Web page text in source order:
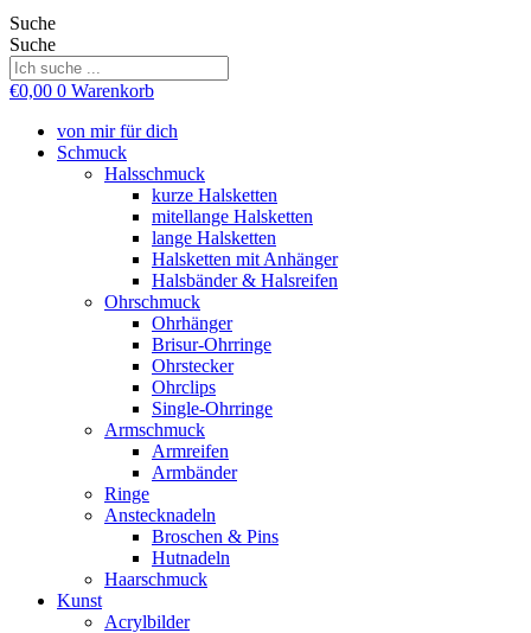
Suche
Suche
€0,00 0 Warenkorb
von mir für dich
Schmuck
Halsschmuck
kurze Halsketten
mitellange Halsketten
lange Halsketten
Halsketten mit Anhänger
Halsbänder & Halsreifen
Ohrschmuck
Ohrhänger
Brisur-Ohrringe
Ohrstecker
Ohrclips
Single-Ohrringe
Armschmuck
Armreifen
Armbänder
Ringe
Anstecknadeln
Broschen & Pins
Hutnadeln
Haarschmuck
Kunst
Acrylbilder